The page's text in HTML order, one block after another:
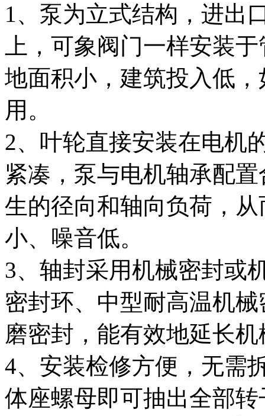
1、泵为立式结构，进出
上，可象阀门一样安装
地面积小，建筑投入低
用。
2、叶轮直接安装在电机
紧凑，泵与电机轴承配
生的径向和轴向负荷，
小、噪音低。
3、轴封采用机械密封或
密封环、中型耐高温机
磨密封，能有效地延长
4、安装检修方便，无需
体座螺母即可抽出全部